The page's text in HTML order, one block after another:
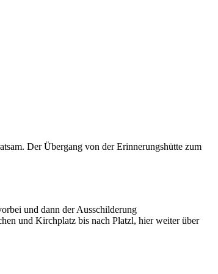
Der Übergang von der Erinnerungshütte zum
und dann der Ausschilderung
und Kirchplatz bis nach Platzl, hier weiter über